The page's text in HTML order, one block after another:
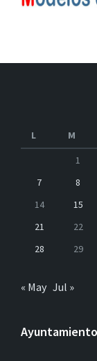
L
M
1
7
8
14
15
21
22
28
29
« May Jul »